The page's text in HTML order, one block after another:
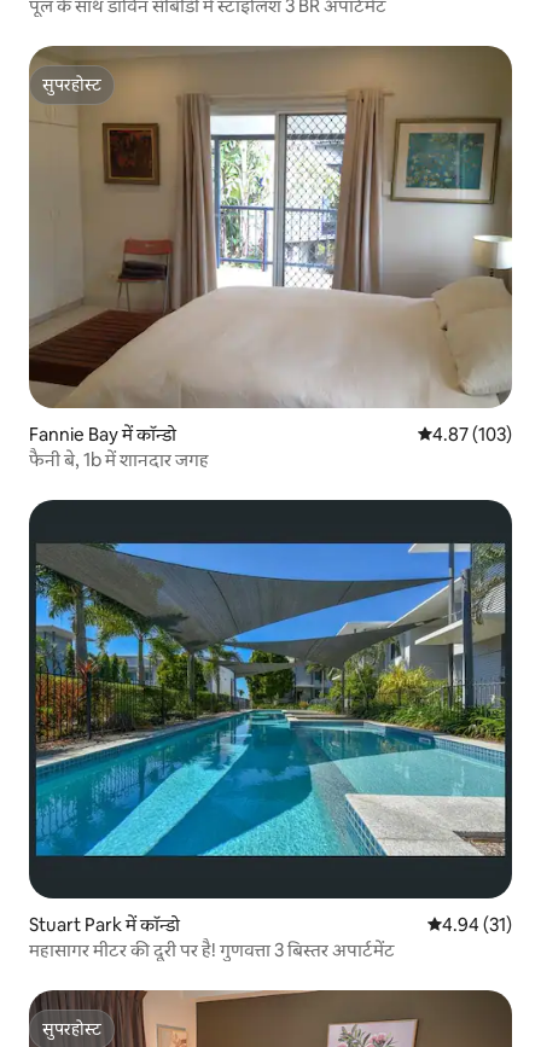
पूल के साथ डार्विन सीबीडी में स्टाइलिश 3 BR अपार्टमेंट
सुपरहोस्ट
सुपरहोस्ट
Fannie Bay में कॉन्डो औसत रेटिंग 5 में से
4.87 (103)
फैनी बे, 1b में शानदार जगह
Stuart Park में कॉन्डो औसत रेटिंग 5 में
4.94 (31)
महासागर मीटर की दूरी पर है! गुणवत्ता 3 बिस्तर अपार्टमेंट
सुपरहोस्ट
सुपरहोस्ट